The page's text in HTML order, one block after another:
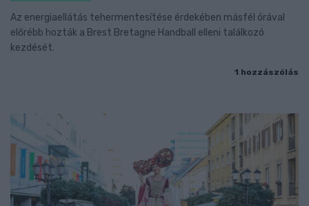
Az energiaellátás tehermentesítése érdekében másfél órával
előrébb hozták a Brest Bretagne Handball elleni találkozó
kezdését.
1 hozzászólás